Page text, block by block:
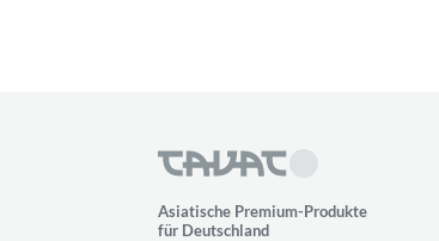
Asiatische Premium-Produkte
für Deutschland